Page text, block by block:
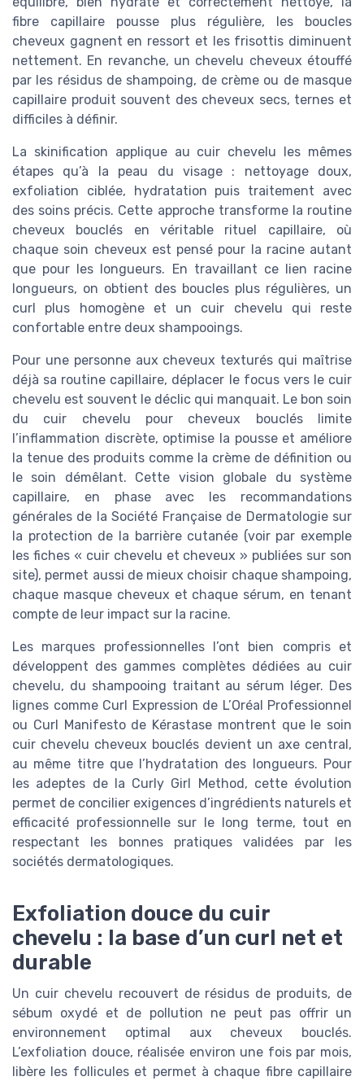
fibre capillaire pousse plus régulière, les boucles
cheveux gagnent en ressort et les frisottis diminuent
nettement. En revanche, un chevelu cheveux étouffé
par les résidus de shampoing, de crème ou de masque
capillaire produit souvent des cheveux secs, ternes et
difficiles à définir.
La skinification applique au cuir chevelu les mêmes
étapes qu’à la peau du visage : nettoyage doux,
exfoliation ciblée, hydratation puis traitement avec
des soins précis. Cette approche transforme la routine
cheveux bouclés en véritable rituel capillaire, où
chaque soin cheveux est pensé pour la racine autant
que pour les longueurs. En travaillant ce lien racine
longueurs, on obtient des boucles plus régulières, un
curl plus homogène et un cuir chevelu qui reste
confortable entre deux shampooings.
Pour une personne aux cheveux texturés qui maîtrise
déjà sa routine capillaire, déplacer le focus vers le cuir
chevelu est souvent le déclic qui manquait. Le bon soin
du cuir chevelu pour cheveux bouclés limite
l’inflammation discrète, optimise la pousse et améliore
la tenue des produits comme la crème de définition ou
le soin démêlant. Cette vision globale du système
capillaire, en phase avec les recommandations
générales de la Société Française de Dermatologie sur
la protection de la barrière cutanée (voir par exemple
les fiches « cuir chevelu et cheveux » publiées sur son
site), permet aussi de mieux choisir chaque shampoing,
chaque masque cheveux et chaque sérum, en tenant
compte de leur impact sur la racine.
Les marques professionnelles l’ont bien compris et
développent des gammes complètes dédiées au cuir
chevelu, du shampooing traitant au sérum léger. Des
lignes comme Curl Expression de L’Oréal Professionnel
ou Curl Manifesto de Kérastase montrent que le soin
cuir chevelu cheveux bouclés devient un axe central,
au même titre que l’hydratation des longueurs. Pour
les adeptes de la Curly Girl Method, cette évolution
permet de concilier exigences d’ingrédients naturels et
efficacité professionnelle sur le long terme, tout en
respectant les bonnes pratiques validées par les
sociétés dermatologiques.
Exfoliation douce du cuir
chevelu : la base d’un curl net et
durable
Un cuir chevelu recouvert de résidus de produits, de
sébum oxydé et de pollution ne peut pas offrir un
environnement optimal aux cheveux bouclés.
L’exfoliation douce, réalisée environ une fois par mois,
libère les follicules et permet à chaque fibre capillaire